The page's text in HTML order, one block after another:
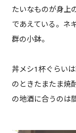
たいなものが身上
であえている。ネ
群の小鉢。
丼メシ1杯ぐらい
のときたまたま焼
の地酒に合うのは